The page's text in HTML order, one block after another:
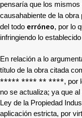
pensaría que los mismos
causahabiente de la obra
del todo erróneo, por lo
infringiendo lo
En relación a lo
título de la obra citada
***** **** ** ****, por
no se actualiza; ya que
Ley de la Propiedad
aplicación estricta, por